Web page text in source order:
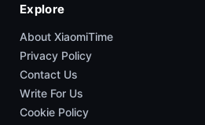
Explore
About XiaomiTime
Privacy Policy
Contact Us
Write For Us
Cookie Policy